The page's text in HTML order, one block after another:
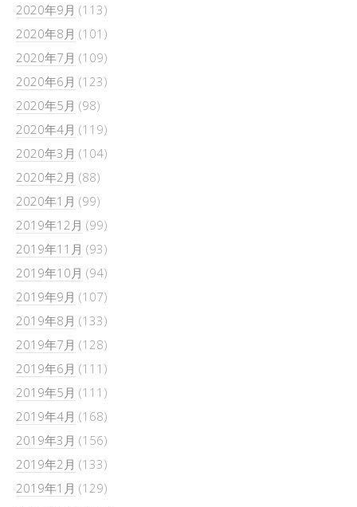
2020年9月 (113)
2020年8月 (101)
2020年7月 (109)
2020年6月 (123)
2020年5月 (98)
2020年4月 (119)
2020年3月 (104)
2020年2月 (88)
2020年1月 (99)
2019年12月 (99)
2019年11月 (93)
2019年10月 (94)
2019年9月 (107)
2019年8月 (133)
2019年7月 (128)
2019年6月 (111)
2019年5月 (111)
2019年4月 (168)
2019年3月 (156)
2019年2月 (133)
2019年1月 (129)